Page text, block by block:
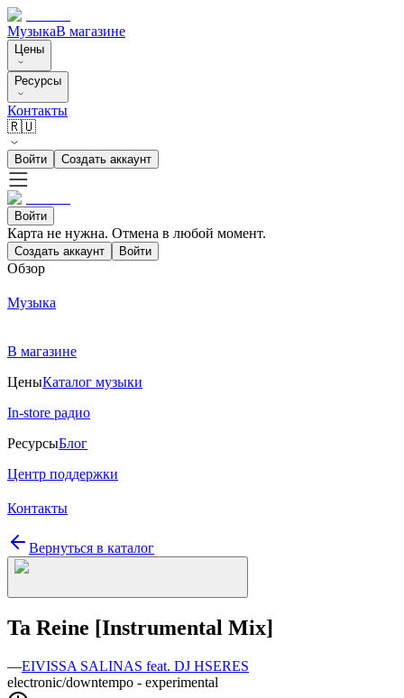
МузыкаВ магазине
Цены
Ресурсы
Контакты
🇷🇺
Войти Создать аккаунт
Войти
Карта не нужна. Отмена в любой момент.
Создать аккаунт Войти
Обзор
Музыка
В магазине
ЦеныКаталог музыки
In-store радио
РесурсыБлог
Центр поддержки
Контакты
Вернуться в каталог
Ta Reine [Instrumental Mix]
—EIVISSA SALINAS feat. DJ HSERES
electronic/downtempo - experimental